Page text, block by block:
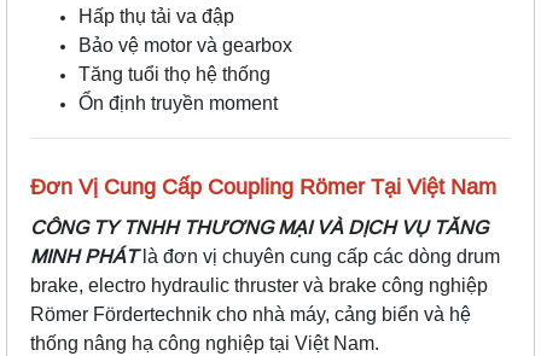
Hấp thụ tải va đập
Bảo vệ motor và gearbox
Tăng tuổi thọ hệ thống
Ổn định truyền moment
Đơn Vị Cung Cấp Coupling Römer Tại Việt Nam
CÔNG TY TNHH THƯƠNG MẠI VÀ DỊCH VỤ TĂNG
MINH PHÁT là đơn vị chuyên cung cấp các dòng drum
brake, electro hydraulic thruster và brake công nghiệp
Römer Fördertechnik cho nhà máy, cảng biển và hệ
thống nâng hạ công nghiệp tại Việt Nam.